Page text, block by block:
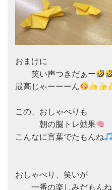
おまけに
笑い声つきだぁー
最高じゃーーーん
この、おしゃべりも
朝の脳トレ効果
こんなに言葉でたもんね
おしゃべり、笑いが
一番の楽しみだもんね